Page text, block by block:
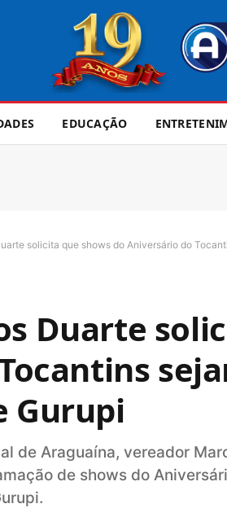
EDUCAÇÃO
solicita que shows do Aniversário do
Duarte
Gurupi
de Araguaína, vereador
de shows do